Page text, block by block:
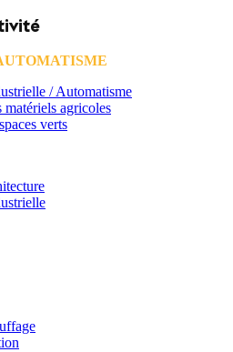
/ Automatisme
matériels agricoles
verts